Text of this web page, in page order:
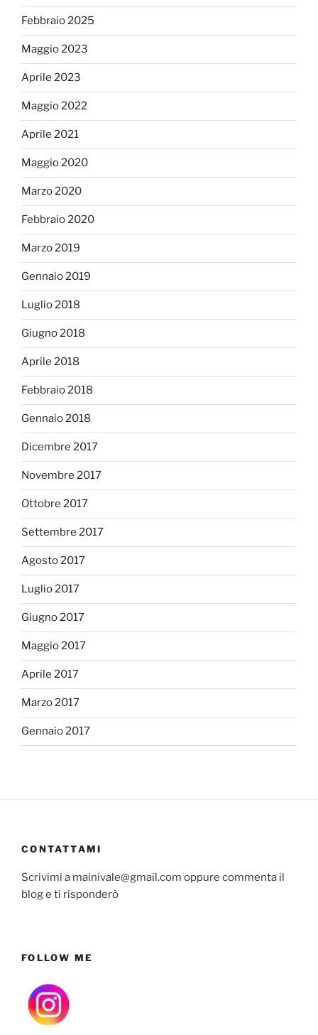
Febbraio 2025
Maggio 2023
Aprile 2023
Maggio 2022
Aprile 2021
Maggio 2020
Marzo 2020
Febbraio 2020
Marzo 2019
Gennaio 2019
Luglio 2018
Giugno 2018
Aprile 2018
Febbraio 2018
Gennaio 2018
Dicembre 2017
Novembre 2017
Ottobre 2017
Settembre 2017
Agosto 2017
Luglio 2017
Giugno 2017
Maggio 2017
Aprile 2017
Marzo 2017
Gennaio 2017
CONTATTAMI
Scrivimi a mainivale@gmail.com oppure commenta il
blog e ti risponderò
FOLLOW ME